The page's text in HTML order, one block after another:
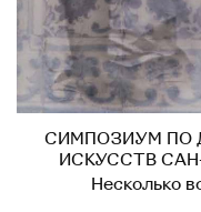
СИМПОЗИУМ ПО
ИСКУССТВ
Несколько